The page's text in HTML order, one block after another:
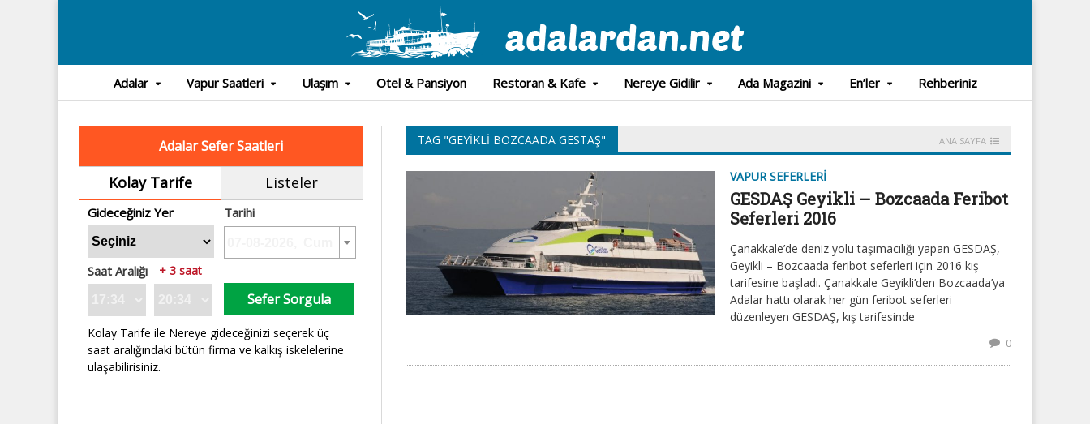
Adalar Vapur Saatleri Ulaşım Otel & Pansiyon Restoran & Kafe Nereye Gidilir Ada Magazini En’ler Rehberiniz
Adalar Sefer Saatleri
Kolay Tarife Listeler
Gideceğiniz Yer Tarihi
Saat Aralığı + 3 saat
Sefer Sorgula
Kolay Tarife ile Nereye gideceğinizi seçerek üç
saat aralığındaki bütün firma ve kalkış iskelelerine
ulaşabilirisiniz.
TAG "GEYIKLI BOZCAADA GESTAŞ" ANA SAYFA
VAPUR SEFERLERI
GESDAŞ Geyikli – Bozcaada Feribot
Seferleri 2016
Çanakkale’de deniz yolu taşımacılığı yapan GESDAŞ,
Geyikli – Bozcaada feribot seferleri için 2016 kış
tarifesine başladı. Çanakkale Geyikli’den Bozcaada’ya
Adalar hattı olarak her gün feribot seferleri
düzenleyen GESDAŞ, kış tarifesinde
0